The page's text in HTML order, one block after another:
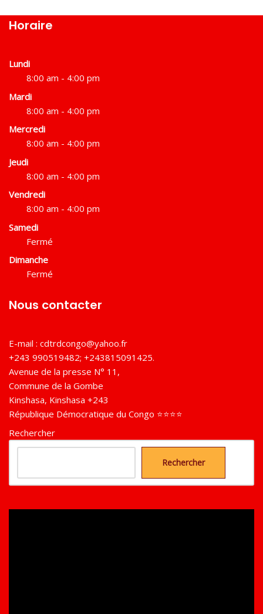
Horaire
Lundi
8:00 am - 4:00 pm
Mardi
8:00 am - 4:00 pm
Mercredi
8:00 am - 4:00 pm
Jeudi
8:00 am - 4:00 pm
Vendredi
8:00 am - 4:00 pm
Samedi
Fermé
Dimanche
Fermé
Nous contacter
E-mail : cdtrdcongo@yahoo.fr
+243 990519482; +243815091425.
Avenue de la presse N° 11,
Commune de la Gombe
Kinshasa, Kinshasa +243
République Démocratique du Congo ⭐⭐⭐⭐
Rechercher
Rechercher